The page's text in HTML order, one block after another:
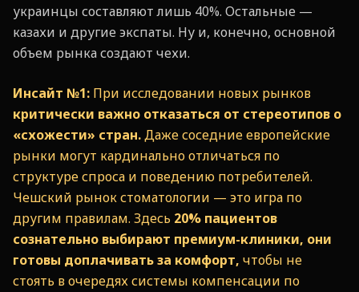
украинцы составляют лишь 40%. Остальные —
казахи и другие экспаты. Ну и, конечно, основной
объем рынка создают чехи.
Инсайт №1: При исследовании новых рынков
критически важно отказаться от стереотипов о
«схожести» стран.Даже соседние европейские
рынки могут кардинально отличаться по
структуре спроса и поведению потребителей.
Чешский рынок стоматологии — это игра по
другим правилам. Здесь 20% пациентов
сознательно выбирают премиум-клиники, они
готовы доплачивать за комфорт, чтобы не
стоять в очередях системы компенсации по